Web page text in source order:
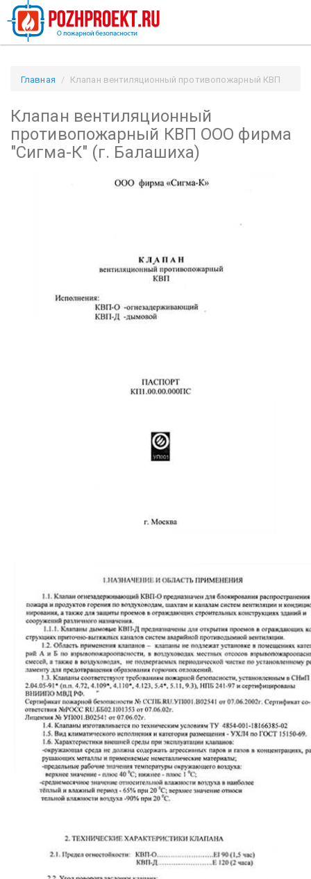
Главная
Клапан вентиляционный противопожарный КВП
Клапан вентиляционный
противопожарный КВП ООО фирма
"Сигма-К" (г. Балашиха)